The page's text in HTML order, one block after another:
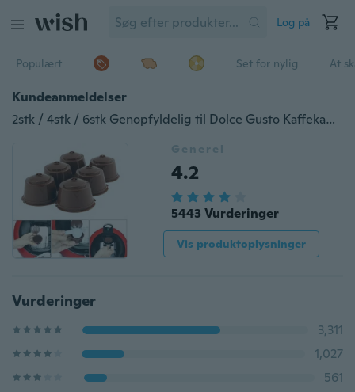
Log på
Populært Set for nylig At
Kundeanmeldelser
2stk / 4stk / 6stk Genopfyldelig til Dolce Gusto Kaffekapsler Genanvendelig kaffebønnefilter
Generel
4.2
5443 Vurderinger
Vis produktoplysninger
Vurderinger
3,311
1,027
561